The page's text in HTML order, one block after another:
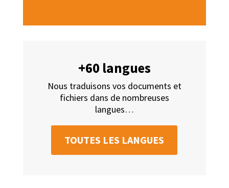
+60 langues
Nous traduisons vos documents et
fichiers dans de nombreuses
langues…
TOUTES LES LANGUES